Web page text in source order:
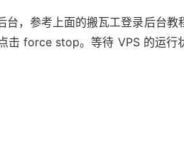
，参考上面的搬瓦工登录后台
击 force stop。等待 VPS 的运